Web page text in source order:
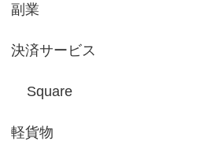
副業
決済サービス
Square
軽貨物